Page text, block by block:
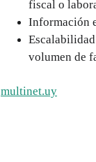
fiscal o
Información
volumen de
multinet.uy